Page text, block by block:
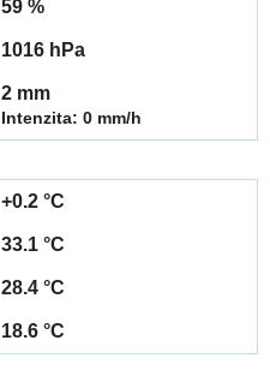
59 %
1016 hPa
2 mm
Intenzita: 0 mm/h
+0.2 °C
33.1 °C
28.4 °C
18.6 °C